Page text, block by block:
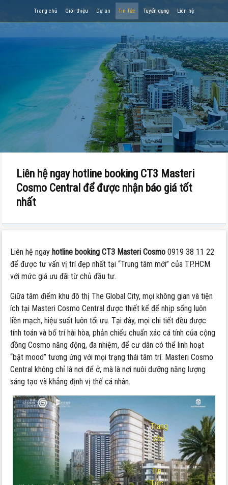
Trang chủ Giới thiệu Dự án Tin Tức Tuyển dụng Liên hệ
Trang
chủ
-
Tin
Liên hệ ngay hotline booking CT3 Masteri
Cosmo Central để được nhận báo giá tốt
nhất
Liên hệ ngay hotline booking CT3 Masteri Cosmo 0919 38 11 22
để được tư vấn vị trí đẹp nhất tại “Trung tâm mới” của TP.HCM
với mức giá ưu đãi từ chủ đầu tư.
Giữa tâm điểm khu đô thị The Global City, mọi không gian và tiện
ích tại Masteri Cosmo Central được thiết kế để nhịp sống luôn
liền mạch, hiệu suất luôn tối ưu. Tại đây, mọi chi tiết đều được
tính toán và bố trí hài hòa, phản chiếu chuẩn xác cá tính của cộng
đồng Cosmo năng động, đa nhiệm, để cư dân có thể linh hoạt
“bật mood” tương ứng với mọi trạng thái tâm trí. Masteri Cosmo
Central không chỉ là nơi để ở, mà là nơi nuôi dưỡng năng lượng
sáng tạo và khẳng định vị thế cá nhân.